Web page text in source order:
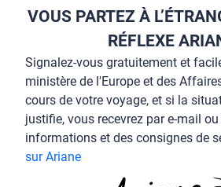
VOUS PARTEZ À
RÉFLEXE
Signalez-vous gratuitement et
ministère de l'Europe et des
cours de votre voyage, et si la
justifie, vous recevrez par e-mail
informations et des consignes de
sur Ariane